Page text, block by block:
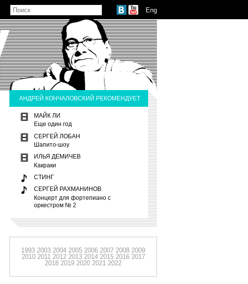
Eng
АНДРЕЙ КОНЧАЛОВСКИЙ РЕКОМЕНДУЕТ
МАЙК ЛИ
Еще один год
СЕРГЕЙ ЛОБАН
Шапито-шоу
ИЛЬЯ ДЕМИЧЕВ
Какраки
СТИНГ
СЕРГЕЙ РАХМАНИНОВ
Концерт для фортепиано с
оркестром № 2
1993 2003 2004 2005 2006 2007 2008 2009
2010 2011 2012 2013 2014 2015 2016 2017
2018 2019 2020 2021 2022